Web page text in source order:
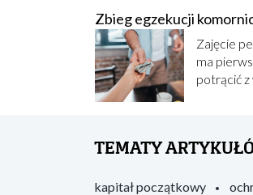
Zbieg egzekucji
Zajęcie
ma
potrącić z
TEMATY
kapitał początkowy